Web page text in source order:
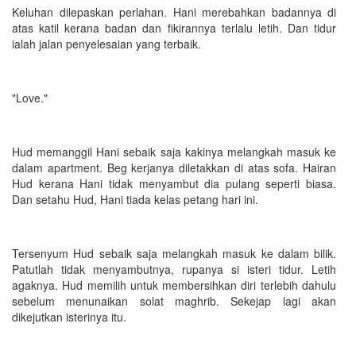
Keluhan dilepaskan perlahan. Hani merebahkan badannya di
atas katil kerana badan dan fikirannya terlalu letih. Dan tidur
ialah jalan penyelesaian yang terbaik.
"Love."
Hud memanggil Hani sebaik saja kakinya melangkah masuk ke
dalam apartment. Beg kerjanya diletakkan di atas sofa. Hairan
Hud kerana Hani tidak menyambut dia pulang seperti biasa.
Dan setahu Hud, Hani tiada kelas petang hari ini.
Tersenyum Hud sebaik saja melangkah masuk ke dalam bilik.
Patutlah tidak menyambutnya, rupanya si isteri tidur. Letih
agaknya. Hud memilih untuk membersihkan diri terlebih dahulu
sebelum menunaikan solat maghrib. Sekejap lagi akan
dikejutkan isterinya itu.